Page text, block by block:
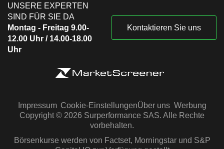
UNSERE EXPERTEN
SIND FÜR SIE DA
Montag - Freitag 9.00-
12.00 Uhr / 14.00-18.00
Uhr
Kontaktieren Sie uns
Impressum Cookie-EinstellungenÜber uns Werbung
Copyright © 2026 Surperformance SAS. Alle Rechte
vorbehalten.
Börsenkurse werden von Factset, Morningstar und S&P